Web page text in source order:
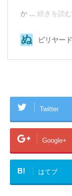
Twitter
Google+
B! はてブ